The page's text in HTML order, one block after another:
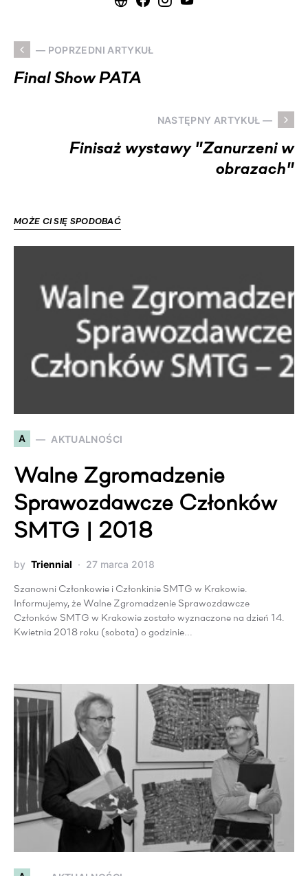
— POPRZEDNI ARTYKUŁ
Final Show PATA
NASTĘPNY ARTYKUŁ —
Finisaż wystawy "Zanurzeni w
obrazach"
MOŻE CI SIĘ SPODOBAĆ
A AKTUALNOŚCI
Walne Zgromadzenie
Sprawozdawcze Członków
SMTG | 2018
by Triennial 27 marca 2018
Szanowni Członkowie i Członkinie SMTG w Krakowie.
Informujemy, że Walne Zgromadzenie Sprawozdawcze
Członków SMTG w Krakowie zostało wyznaczone na dzień 14.
Kwietnia 2018 roku (sobota) o godzinie…